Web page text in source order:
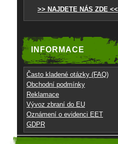
>> NAJDETE NÁS ZDE <<
INFORMACE
Často kladené otázky (FAQ)
Obchodní podmínky
Reklamace
Vývoz zbraní do EU
Oznámení o evidenci EET
GDPR